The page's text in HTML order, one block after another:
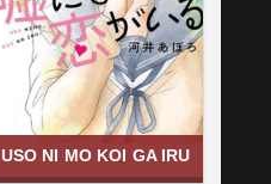
USO NI MO KOI GA IRU